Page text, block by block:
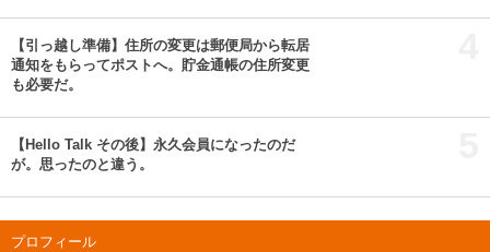
【引っ越し準備】住所の変更は郵便局から転居
通知をもらってポストへ。貯金通帳の住所変更
も必要だ。
【Hello Talk その後】永久会員になったのだ
が。思ったのと違う。
プロフィール